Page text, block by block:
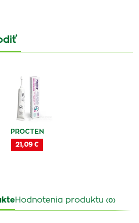
PROCTEN
21,09 €
Hodnotenia produktu (0)